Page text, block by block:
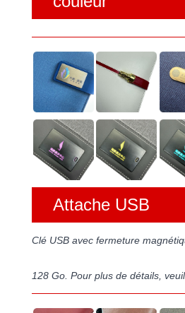
Attache USB
Clé USB avec fermeture
128 Go. Pour plus de détails,